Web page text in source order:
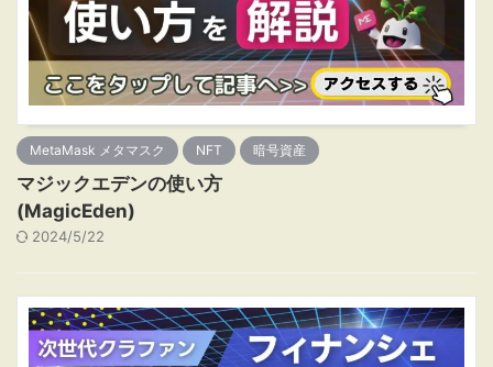
MetaMask メタマスク NFT 暗号資産
マジックエデンの使い方
(MagicEden)
2024/5/22